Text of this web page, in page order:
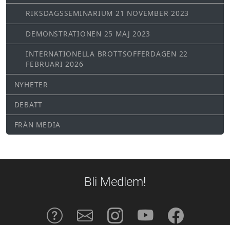
RIKSDAGSSEMINARIUM 21 NOVEMBER 2023
DEMONSTRATIONEN 25 MAJ 2023
INTERNATIONELLA BROTTSOFFERDAGEN 22
FEBRUARI 2026
NYHETER
DEBATT
FRÅN MEDIA
Bli Medlem!